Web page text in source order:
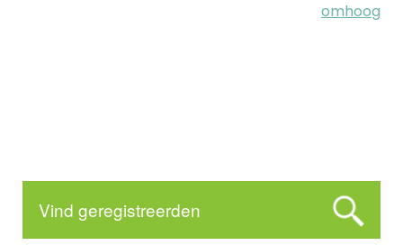
omhoog
Vind geregistreerden